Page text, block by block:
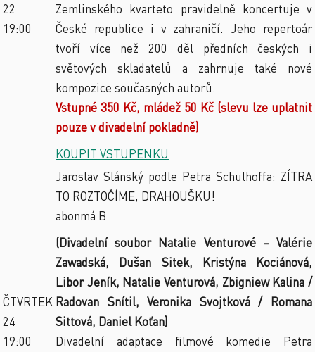
22
19:00
Zemlinského kvarteto pravidelně koncertuje v
České republice i v zahraničí. Jeho repertoár
tvoří více než 200 děl předních českých i
světových skladatelů a zahrnuje také nové
kompozice současných autorů.
Vstupné 350 Kč, mládež 50 Kč (slevu lze uplatnit
pouze v divadelní pokladně)
KOUPIT VSTUPENKU
ČTVRTEK
24
19:00
Jaroslav Slánský podle Petra Schulhoffa: ZÍTRA
TO ROZTOČÍME, DRAHOUŠKU!
abonmá B
(Divadelní soubor Natalie Venturové – Valérie
Zawadská, Dušan Sitek, Kristýna Kociánová,
Libor Jeník, Natalie Venturová, Zbigniew Kalina /
Radovan Snítil, Veronika Svojtková / Romana
Sittová, Daniel Koťan)
Divadelní adaptace filmové komedie Petra